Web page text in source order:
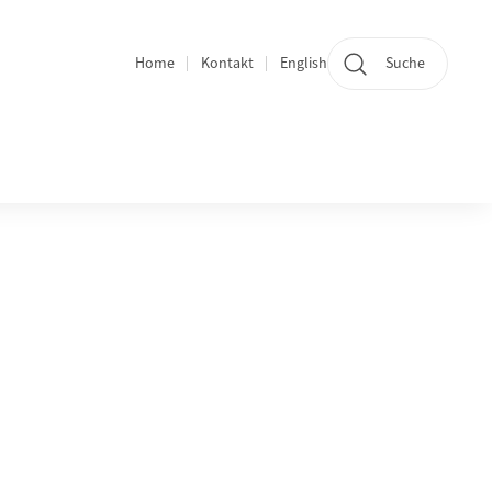
Quicklinks
Home Kontakt English Suche